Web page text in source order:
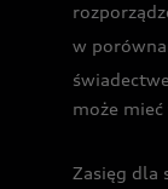
w
może
Zasięg dla